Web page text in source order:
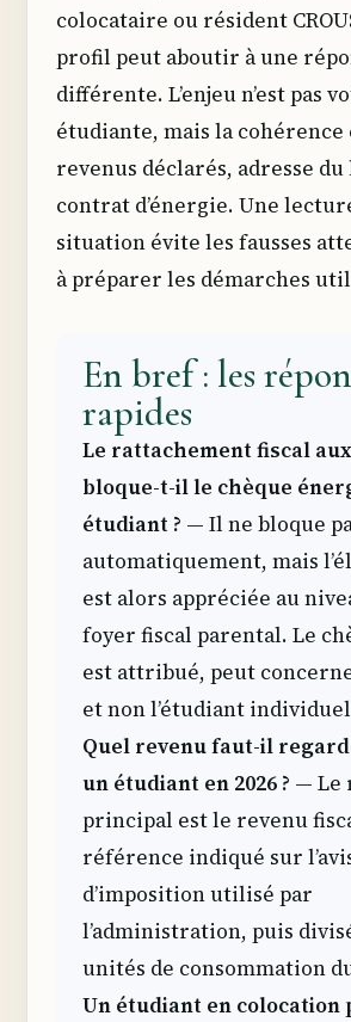
colocataire ou résident
profil peut aboutir à une
différente. L’enjeu n’est pas
étudiante, mais la
revenus déclarés, adresse
contrat d’énergie. Une
situation évite les fausses
à préparer les démarches
En bref : les
rapides
Le rattachement fiscal
bloque-t-il le chèque
étudiant ? — Il ne bloque
automatiquement, mais
est alors appréciée au
foyer fiscal parental. Le
est attribué, peut
et non l’étudiant
Quel revenu faut-il
un étudiant en 2026 ? — Le
principal est le revenu
référence indiqué sur
d’imposition utilisé par
l’administration, puis
unités de consommation
Un étudiant en colocation